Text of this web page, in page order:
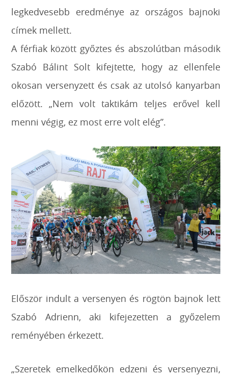
legkedvesebb eredménye az országos bajnoki
címek mellett.
A férfiak között győztes és abszolútban második
Szabó Bálint Solt kifejtette, hogy az ellenfele
okosan versenyzett és csak az utolsó kanyarban
előzött. „Nem volt taktikám teljes erővel kell
menni végig, ez most erre volt elég”.
Először indult a versenyen és rögtön bajnok lett
Szabó Adrienn, aki kifejezetten a győzelem
reményében érkezett.
„Szeretek emelkedőkön edzeni és versenyezni,